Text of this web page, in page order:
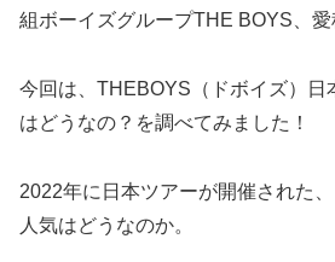
組ボーイズグループTHE BOYS、愛
今回は、THEBOYS（ドボイズ）日
はどうなの？を調べてみました！
2022年に日本ツアーが開催された
人気はどうなのか。